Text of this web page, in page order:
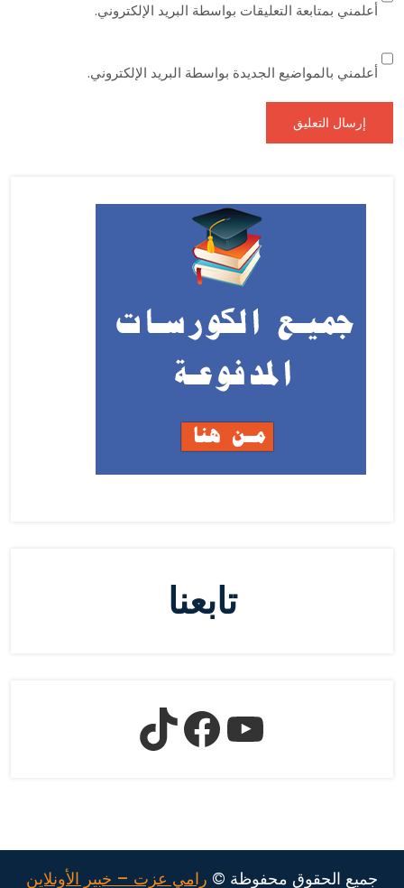
أعلمني بمتابعة التعليقات بواسطة البريد الإلكتروني.
أعلمني بالمواضيع الجديدة بواسطة البريد الإلكتروني.
تابعنا
جميع الحقوق محفوظة © رامي عزت – خبير الأونلاين